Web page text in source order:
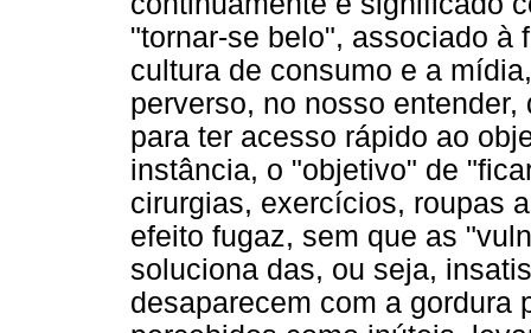
"tornar-se belo", associado à
cultura de consumo e a
perverso, no nosso
para ter acesso rápido ao
instância, o "objetivo" de
cirurgias, exercícios, roupas
efeito fugaz, sem que as
soluciona das, ou seja,
desaparecem com a gordura